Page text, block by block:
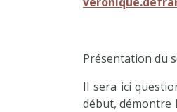
Présentation du
Il sera ici
début, démontre